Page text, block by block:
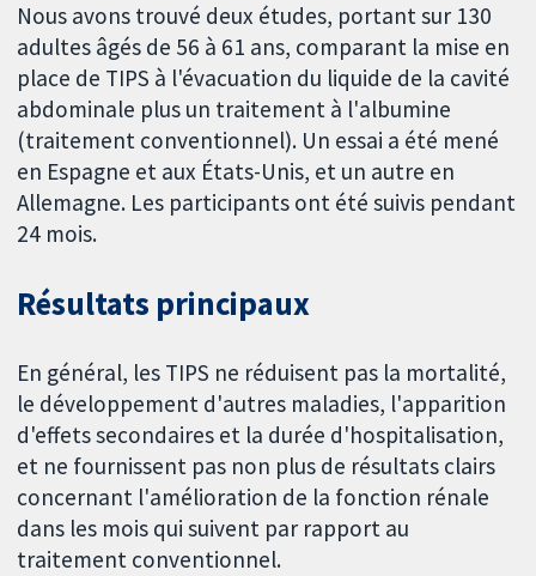
Nous avons trouvé deux études, portant sur 130
adultes âgés de 56 à 61 ans, comparant la mise en
place de TIPS à l'évacuation du liquide de la cavité
abdominale plus un traitement à l'albumine
(traitement conventionnel). Un essai a été mené
en Espagne et aux États-Unis, et un autre en
Allemagne. Les participants ont été suivis pendant
24 mois.
Résultats principaux
En général, les TIPS ne réduisent pas la mortalité,
le développement d'autres maladies, l'apparition
d'effets secondaires et la durée d'hospitalisation,
et ne fournissent pas non plus de résultats clairs
concernant l'amélioration de la fonction rénale
dans les mois qui suivent par rapport au
traitement conventionnel.